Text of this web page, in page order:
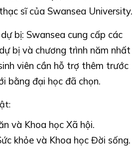
sĩ của Swansea University.
bị: Swansea cung cấp các
bị và chương trình năm nhất
viên cần hỗ trợ thêm trước
bằng đại học đã chọn.
và Khoa học Xã hội.
khỏe và Khoa học Đời sống.